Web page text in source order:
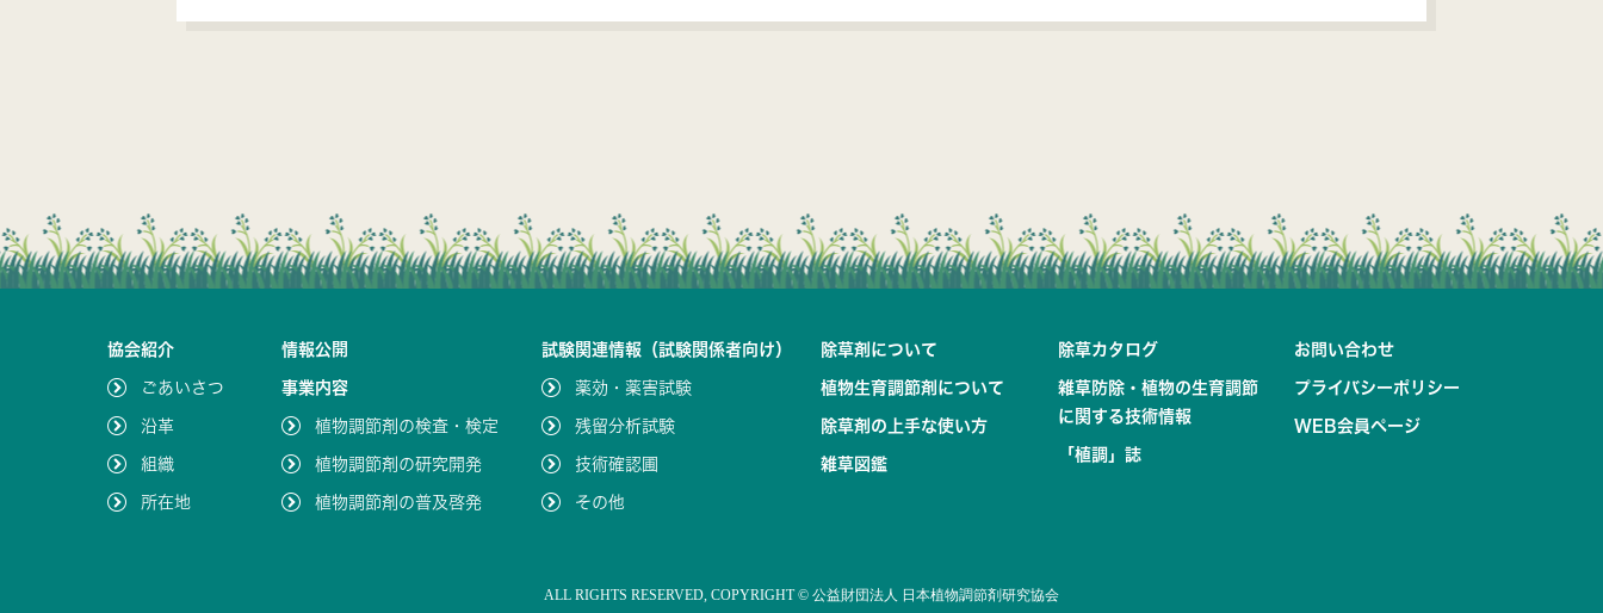
協会紹介
ごあいさつ
沿革
組織
所在地
情報公開
事業内容
植物調節剤の検査・検定
植物調節剤の研究開発
植物調節剤の普及啓発
試験関連情報（試験関係者向け）
薬効・薬害試験
残留分析試験
技術確認圃
その他
除草剤について
植物生育調節剤について
除草剤の上手な使い方
雑草図鑑
除草カタログ
雑草防除・植物の生育調節
に関する技術情報
「植調」誌
お問い合わせ
プライバシーポリシー
WEB会員ページ
ALL RIGHTS RESERVED, COPYRIGHT © 公益財団法人 日本植物調節剤研究協会